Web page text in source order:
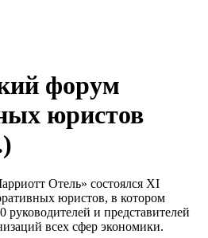
форум
юристов
Отель» состоялся XI
юристов, в котором
руководителей и представителей
всех сфер экономики.